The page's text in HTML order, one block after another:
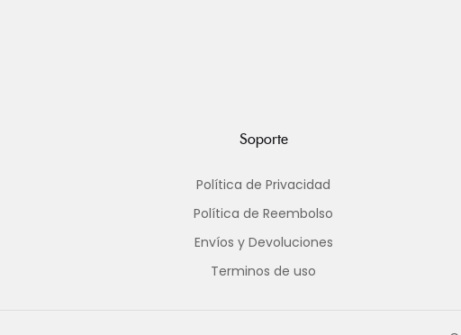
Soporte
Política de Privacidad
Política de Reembolso
Envíos y Devoluciones
Terminos de uso